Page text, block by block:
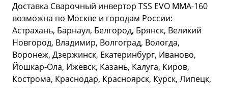
Доставка Сварочный инвертор ТSS EVO MMA-160
возможна по Москве и городам России:
Астрахань, Барнаул, Белгород, Брянск, Великий
Новгород, Владимир, Волгоград, Вологда,
Воронеж, Дзержинск, Екатеринбург, Иваново,
Йошкар-Ола, Ижевск, Казань, Калуга, Киров,
Кострома, Краснодар, Красноярск, Курск, Липецк,